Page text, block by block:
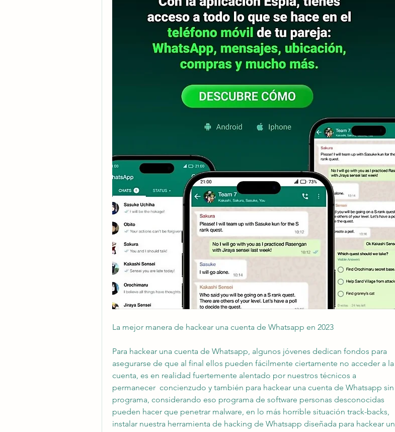
La mejor manera de hackear una cuenta de Whatsapp en 2023
Para hackear una cuenta de Whatsapp, algunos jóvenes dedican fondos para
asegurarse de que al final ellos pueden fácilmente ciertamente no acceder a la
cuenta, es en realidad fuertemente alentado por nuestros técnicos a
permanecer  concienzudo y también para hackear una cuenta de Whatsapp sin
programa, considerando eso programa de software personas desconocidas
pueden hacer que penetrar malware, en lo más horrible situación track-backs,
instalar nuestra herramienta de hacking de Whatsapp diseñada para hackear un